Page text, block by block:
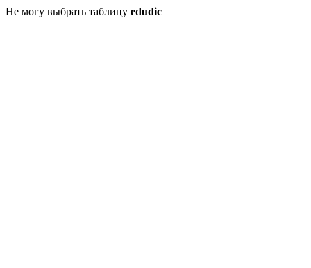
Не могу выбрать таблицу edudic